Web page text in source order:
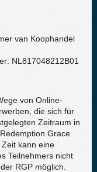
van Koophandel
NL817048212B01
von Online-
die sich für
Zeitraum in
Grace
kann eine
Teilnehmers nicht
RGP möglich.